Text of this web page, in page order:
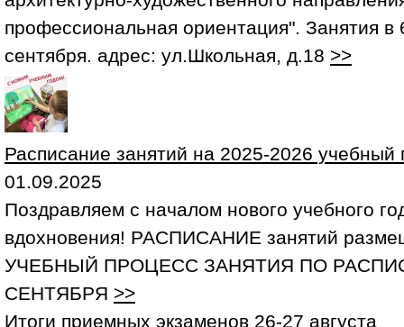
профессиональная ориентация". Занятия в
сентября. адрес: ул.Школьная, д.18 >>
Расписание занятий на 2025-2026 учебный
01.09.2025
Поздравляем с началом нового учебного
вдохновения! РАСПИСАНИЕ занятий
УЧЕБНЫЙ ПРОЦЕСС ЗАНЯТИЯ ПО
СЕНТЯБРЯ >>
Итоги приемных экзаменов 26-27 августа